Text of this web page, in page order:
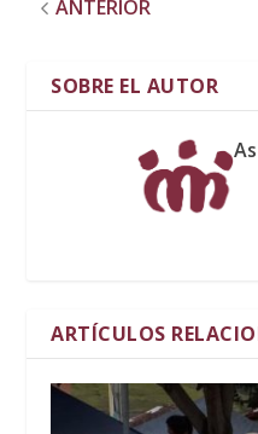
ANTERIOR
SOBRE EL AUTOR
ARTÍCULOS